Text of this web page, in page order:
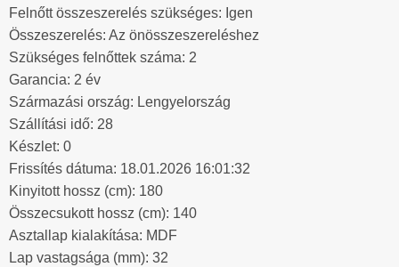
Felnőtt összeszerelés szükséges: Igen
Összeszerelés: Az önösszeszereléshez
Szükséges felnőttek száma: 2
Garancia: 2 év
Származási ország: Lengyelország
Szállítási idő: 28
Készlet: 0
Frissítés dátuma: 18.01.2026 16:01:32
Kinyitott hossz (cm): 180
Összecsukott hossz (cm): 140
Asztallap kialakítása: MDF
Lap vastagsága (mm): 32